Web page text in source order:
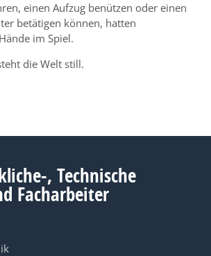
einen Aufzug benützen oder einen
betätigen können, hatten
im Spiel.
die Welt still.
, Technische
Facharbeiter